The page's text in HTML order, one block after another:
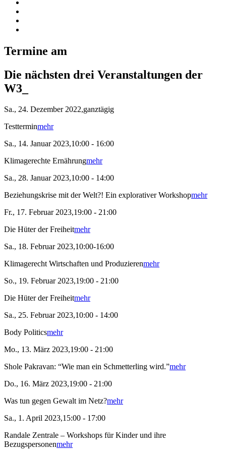
Termine am
Die nächsten drei Veranstaltungen der
W3_
Sa., 24. Dezember 2022,ganztägig
Testterminmehr
Sa., 14. Januar 2023,10:00 - 16:00
Klimagerechte Ernährungmehr
Sa., 28. Januar 2023,10:00 - 14:00
Beziehungskrise mit der Welt?! Ein explorativer Workshopmehr
Fr., 17. Februar 2023,19:00 - 21:00
Die Hüter der Freiheitmehr
Sa., 18. Februar 2023,10:00-16:00
Klimagerecht Wirtschaften und Produzierenmehr
So., 19. Februar 2023,19:00 - 21:00
Die Hüter der Freiheitmehr
Sa., 25. Februar 2023,10:00 - 14:00
Body Politicsmehr
Mo., 13. März 2023,19:00 - 21:00
Shole Pakravan: “Wie man ein Schmetterling wird.”mehr
Do., 16. März 2023,19:00 - 21:00
Was tun gegen Gewalt im Netz?mehr
Sa., 1. April 2023,15:00 - 17:00
Randale Zentrale – Workshops für Kinder und ihre
Bezugspersonenmehr